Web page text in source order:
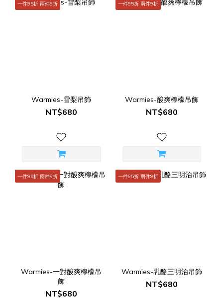
一件95折 兩件9折
Warmies-雪梨吊飾
NT$680
一件95折 兩件9折
Warmies-酸爽檸檬吊飾
NT$680
一件95折 兩件9折
Warmies-一對酸爽檸檬吊
飾
NT$680
一件95折 兩件9折
Warmies-乳酪三明治吊飾
NT$680